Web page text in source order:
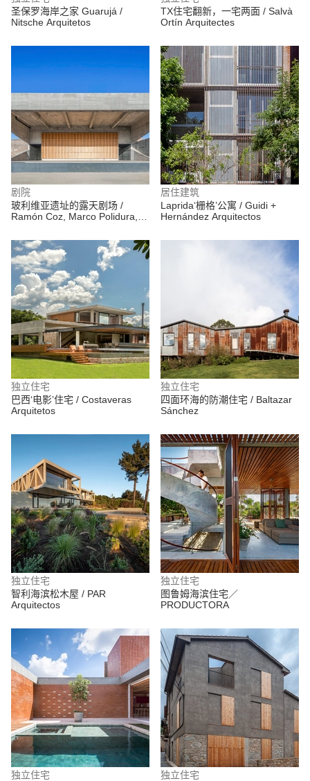
圣保罗海岸之家 Guarujá /
Nitsche Arquitetos
TX住宅翻新，一宅两面 / Salvà
Ortín Arquitectes
剧院
玻利维亚遗址的露天剧场 /
Ramón Coz, Marco Polidura,
Alvarez
居住建筑
Laprida‘栅格’公寓 / Guidi +
Hernández Arquitectos
独立住宅
巴西‘电影’住宅 / Costaveras
Arquitetos
独立住宅
四面环海的防潮住宅 / Baltazar
Sánchez
独立住宅
智利海滨松木屋 / PAR
Arquitectos
独立住宅
图鲁姆海滨住宅／
PRODUCTORA
独立住宅
独立住宅